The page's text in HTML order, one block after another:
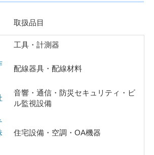
取扱品目
工具・計測器
配線器具・配線材料
音響・通信・防災セキュリティ・ビ
ル監視設備
住宅設備・空調・OA機器